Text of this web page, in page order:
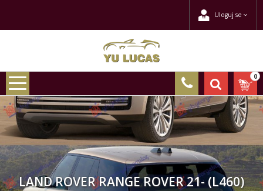
Uloguj se
0
LAND ROVER RANGE ROVER 21- (L460)